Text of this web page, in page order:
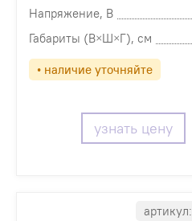
Напряжение, В
Габариты (В×Ш×Г), см
• наличие уточняйте
узнать цену
артикул: